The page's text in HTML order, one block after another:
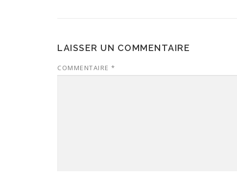
LAISSER UN COMMENTAIRE
COMMENTAIRE *